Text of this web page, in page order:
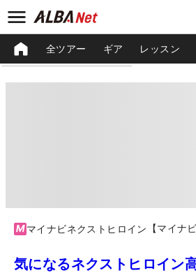
全ツアー ギア レッスン
マイナビネクストヒロイン
気になるネクストヒロイン